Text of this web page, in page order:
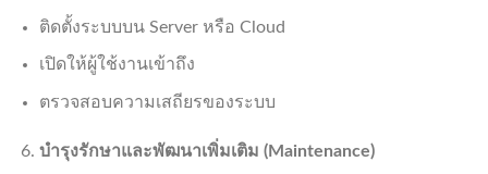
ติดตั้งระบบบน Server หรือ Cloud
เปิดให้ผู้ใช้งานเข้าถึง
ตรวจสอบความเสถียรของระบบ
บำรุงรักษาและพัฒนาเพิ่มเติม (Maintenance)